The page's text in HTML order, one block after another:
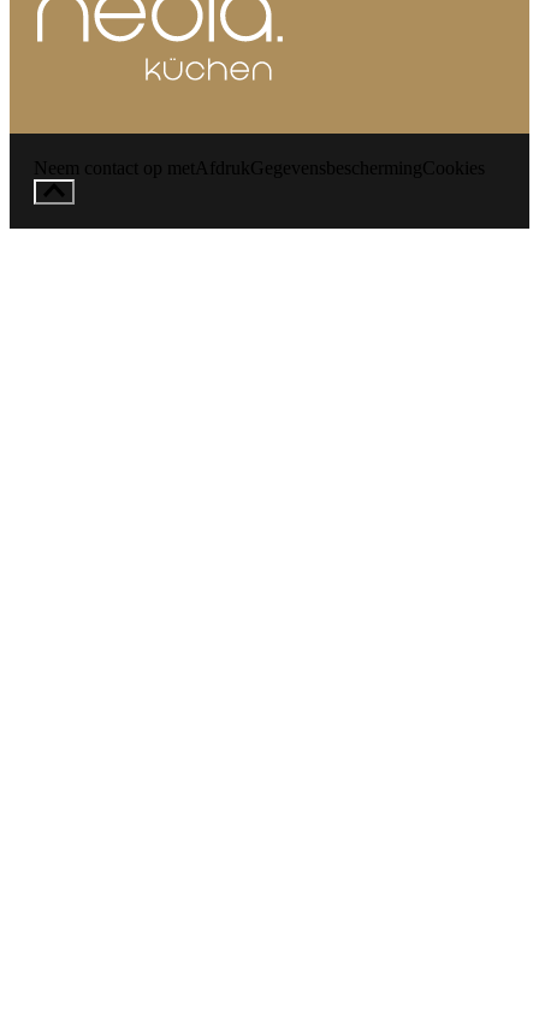
Neem contact op met AfdrukGegevensbeschermingCookies